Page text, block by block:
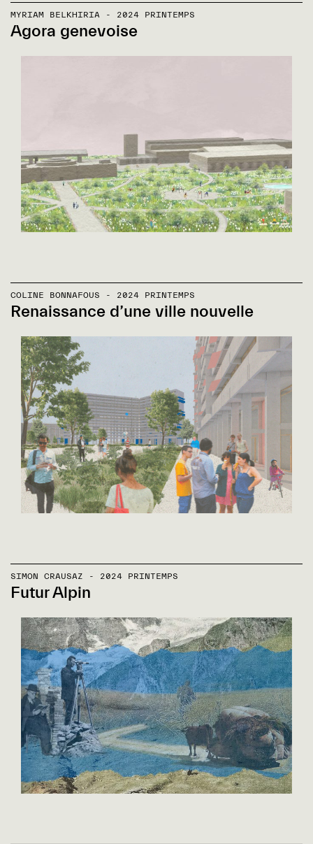
MYRIAM BELKHIRIA - 2024 PRINTEMPS
Agora genevoise
COLINE BONNAFOUS - 2024 PRINTEMPS
Renaissance d’une ville nouvelle
SIMON CRAUSAZ - 2024 PRINTEMPS
Futur Alpin